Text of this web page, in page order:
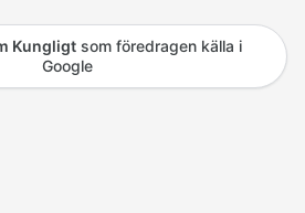
Kungligtsom föredragen källa i
Google